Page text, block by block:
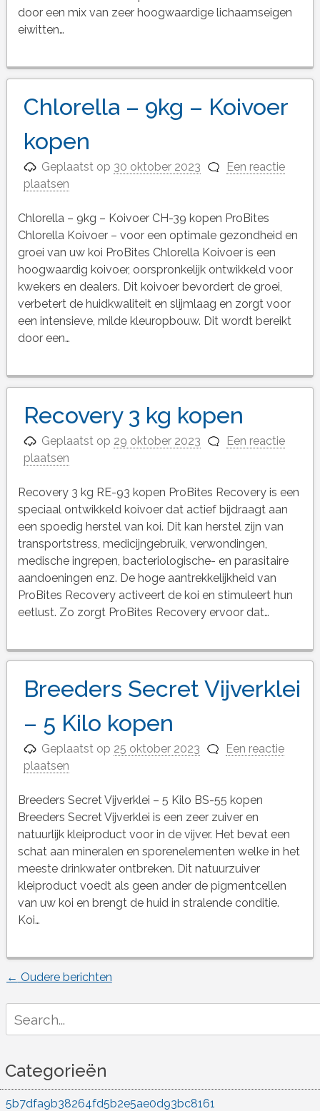
door een mix van zeer hoogwaardige lichaamseigen
eiwitten…
Chlorella – 9kg – Koivoer
kopen
Geplaatst op 30 oktober 2023
Een reactie
plaatsen
Chlorella – 9kg – Koivoer CH-39 kopen ProBites
Chlorella Koivoer – voor een optimale gezondheid en
groei van uw koi ProBites Chlorella Koivoer is een
hoogwaardig koivoer, oorspronkelijk ontwikkeld voor
kwekers en dealers. Dit koivoer bevordert de groei,
verbetert de huidkwaliteit en slijmlaag en zorgt voor
een intensieve, milde kleuropbouw. Dit wordt bereikt
door een…
Recovery 3 kg kopen
Geplaatst op 29 oktober 2023
Een reactie
plaatsen
Recovery 3 kg RE-93 kopen ProBites Recovery is een
speciaal ontwikkeld koivoer dat actief bijdraagt aan
een spoedig herstel van koi. Dit kan herstel zijn van
transportstress, medicijngebruik, verwondingen,
medische ingrepen, bacteriologische- en parasitaire
aandoeningen enz. De hoge aantrekkelijkheid van
ProBites Recovery activeert de koi en stimuleert hun
eetlust. Zo zorgt ProBites Recovery ervoor dat…
Breeders Secret Vijverklei
– 5 Kilo kopen
Geplaatst op 25 oktober 2023
Een reactie
plaatsen
Breeders Secret Vijverklei – 5 Kilo BS-55 kopen
Breeders Secret Vijverklei is een zeer zuiver en
natuurlijk kleiproduct voor in de vijver. Het bevat een
schat aan mineralen en sporenelementen welke in het
meeste drinkwater ontbreken. Dit natuurzuiver
kleiproduct voedt als geen ander de pigmentcellen
van uw koi en brengt de huid in stralende conditie.
Koi…
Berichtnavigatie
← Oudere berichten
for:
Categorieën
5b7dfa9b38264fd5b2e5ae0d93bc8161